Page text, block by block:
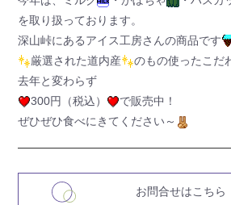
を取り扱っております。
深山峠にあるアイス工房さんの商品です
厳選された道内産
のもの使ったこだ
去年と変わらず
300円（税込）
で販売中！
ぜひぜひ食べにきてください～
お問合せはこちら